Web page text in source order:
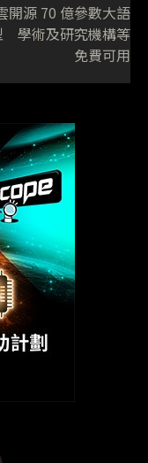
開源 70 億參數大語
學術及研究機構等
免費可用